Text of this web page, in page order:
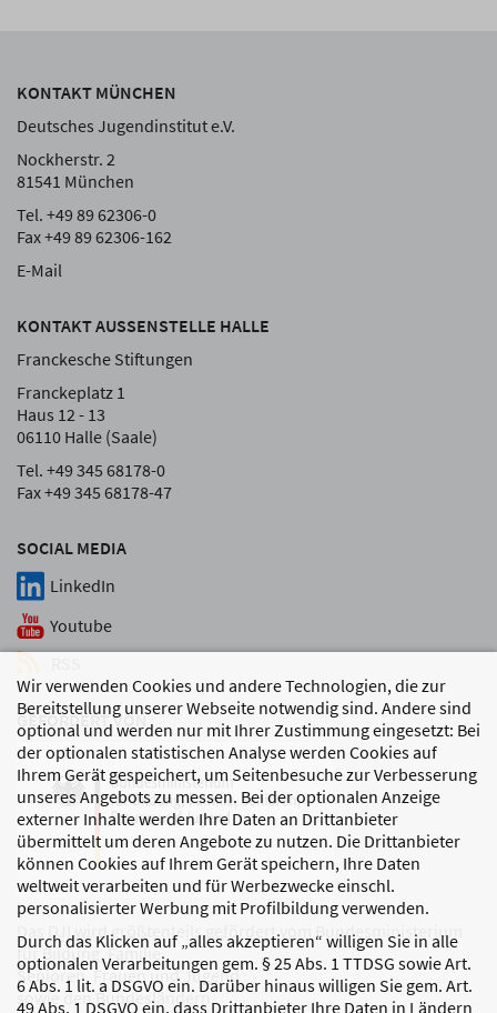
Wir verwenden Cookies und andere Technologien, die zur
Bereitstellung unserer Webseite notwendig sind. Andere sind
optional und werden nur mit Ihrer Zustimmung eingesetzt: Bei
der optionalen statistischen Analyse werden Cookies auf
Ihrem Gerät gespeichert, um Seitenbesuche zur Verbesserung
unseres Angebots zu messen. Bei der optionalen Anzeige
externer Inhalte werden Ihre Daten an Drittanbieter
übermittelt um deren Angebote zu nutzen. Die Drittanbieter
können Cookies auf Ihrem Gerät speichern, Ihre Daten
weltweit verarbeiten und für Werbezwecke einschl.
personalisierter Werbung mit Profilbildung verwenden.
Durch das Klicken auf „alles akzeptieren“ willigen Sie in alle
optionalen Verarbeitungen gem. § 25 Abs. 1 TTDSG sowie Art.
6 Abs. 1 lit. a DSGVO ein. Darüber hinaus willigen Sie gem. Art.
49 Abs. 1 DSGVO ein, dass Drittanbieter Ihre Daten in Ländern
SOCIAL MEDIA
LinkedIn
Youtube
KONTAKT MÜNCHEN
Deutsches Jugendinstitut e.V.
Nockherstr. 2
81541 München
Tel. +49 89 62306-0
Fax +49 89 62306-162
E-Mail
KONTAKT AUSSENSTELLE HALLE
Franckesche Stiftungen
Franckeplatz 1
Haus 12 - 13
06110 Halle (Saale)
Tel. +49 345 68178-0
Fax +49 345 68178-47
GEFÖRDERT VON
Das DJI wird größtenteils gefördert vom Bundesministerium
für Bildung, Familie,
Senioren, Frauen und Jugend
sowie den Bundesländern.